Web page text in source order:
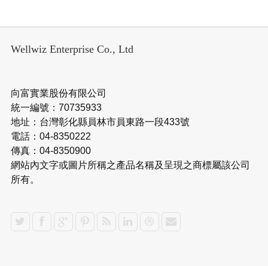
Wellwiz Enterprise Co., Ltd
向富實業股份有限公司
統一編號：70735933
地址：台灣彰化縣員林市員東路一段433號
電話：04-8350222
傳真：04-8350900
網站內文字或圖片所稱之產品名稱及呈現之商標屬該公司
所有。